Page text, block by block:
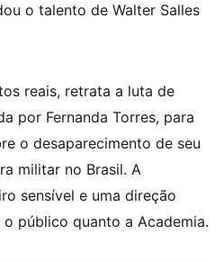
o talento de Walter Salles
reais, retrata a luta de
por Fernanda Torres, para
o desaparecimento de seu
militar no Brasil. A
sensível e uma direção
público quanto a Academia.